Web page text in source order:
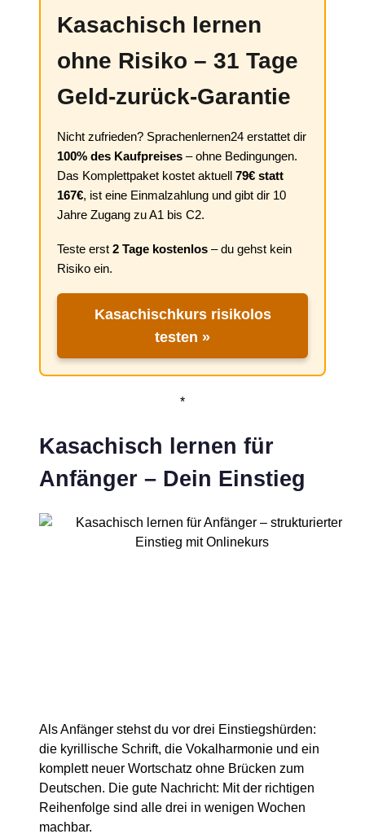
Kasachisch lernen
ohne Risiko – 31 Tage
Geld-zurück-Garantie
Nicht zufrieden? Sprachenlernen24 erstattet dir
100% des Kaufpreises – ohne Bedingungen.
Das Komplettpaket kostet aktuell 79€ statt
167€, ist eine Einmalzahlung und gibt dir 10
Jahre Zugang zu A1 bis C2.
Teste erst 2 Tage kostenlos – du gehst kein
Risiko ein.
Kasachischkurs risikolos
testen »
*
Kasachisch lernen für
Anfänger – Dein Einstieg
Als Anfänger stehst du vor drei Einstiegshürden:
die kyrillische Schrift, die Vokalharmonie und ein
komplett neuer Wortschatz ohne Brücken zum
Deutschen. Die gute Nachricht: Mit der richtigen
Reihenfolge sind alle drei in wenigen Wochen
machbar.